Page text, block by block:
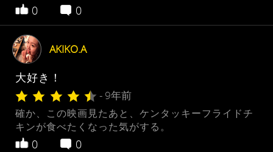
0 0
AKIKO.A
大好き！
- 9年前
確か、この映画見たあと、ケンタッキーフライドチ
キンが食べたくなった気がする。
0 0